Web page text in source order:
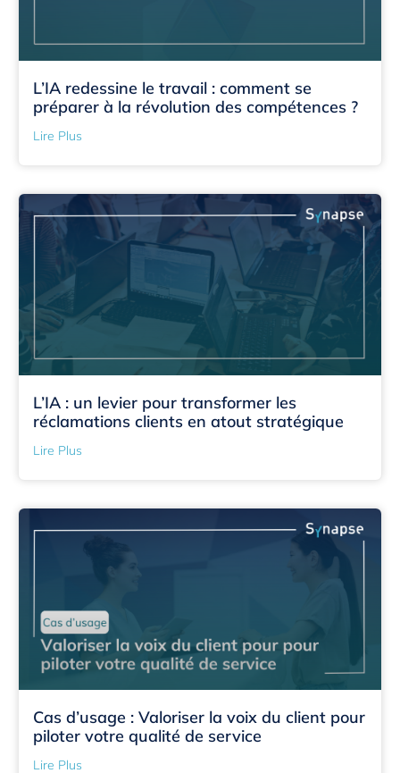
L’IA redessine le travail : comment se
préparer à la révolution des compétences ?
Lire Plus
L’IA : un levier pour transformer les
réclamations clients en atout stratégique
Lire Plus
Cas d’usage : Valoriser la voix du client pour
piloter votre qualité de service
Lire Plus